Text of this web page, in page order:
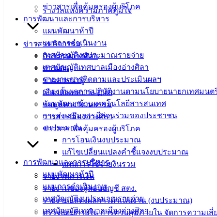
ข่าวสารเพื่อคุ้มครองผู้บริโภค
การพัฒนาและการบริหาร
แผนพัฒนาห้าปี
แผนการดำเนินงาน
เทศบัญญัติงบประมาณรายจ่าย
เทศบัญญัติเทศบาลเมืองอ่างศิลา
รายงานการติดตามและประเมินผลฯ
รายงานผลการปฏิบัติงานตามนโยบายนายกเทศมนต
แผนพัฒนาด้านเทคโนโลยีสารสนเทศ
การส่งเสริมการมีส่วนร่วมของประชาชน
งบประมาณ
การโอนเงินงบประมาณ
แก้ไขเปลี่ยนแปลงคำชี้แจงงบประมาณ
แผนการใช้จ่ายงินรวม
รายงานการเงิน
รายงานของผู้สอบบัญชี สตง.
รายงานแสดงผลการดำเนินงาน (งบประมาณ)
ตรวจสอบภายใน การควบคุมภายใน จัดการความเสี่
รางวัลแห่งความภาคภูมิใจ
ข่าวสาร กิจกรรม
กิจกรรมอ่างศิลา
ข่าวเด่น
ข่าวสารน่ารู้
เลือกตั้งเทศบาล 2568
ข้อมูลทางวัฒนธรรม
วารสารเมืองอ่างศิลา
ข่าวสารเพื่อคุ้มครองผู้บริโภค
การพัฒนาและการบริหาร
แผนพัฒนาห้าปี
แผนการดำเนินงาน
เทศบัญญัติงบประมาณรายจ่าย
เทศบัญญัติเทศบาลเมืองอ่างศิลา
เทศบาลเมืองอ่างศิลา
สำนักงานเทศบาลเมืองอ่างศิลา 90/338 ม.3
ต.เสม็ด อ.เมือง จ.ชลบุรี 20000
038-142-100-104
บริการประชาชน
ดาวน์โหลดแบบฟอร์ม, เอกสาร
คู่มือสำหรับประชาชน/คู่มือการปฏิบัติงาน
ข่าวสารน่ารู้
ศุนย์ข้อมูลข่าวสารอิเล็กทรอนิกส์
องค์ความรู้ (Knowledge Management)
ติดต่อเทศบาล